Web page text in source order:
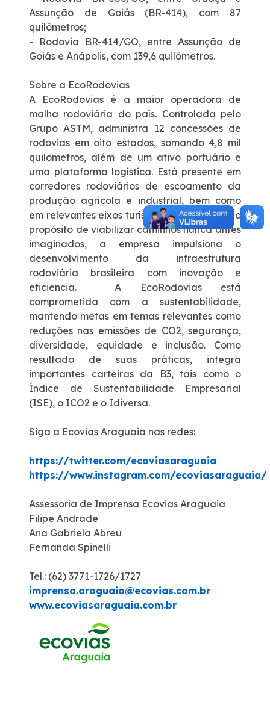
Assunção de Goiás (BR-414), com 87
quilômetros;
- Rodovia BR-414/GO, entre Assunção de
Goiás e Anápolis, com 139,6 quilômetros.
Sobre a EcoRodovias
A EcoRodovias é a maior operadora de
malha rodoviária do país. Controlada pelo
Grupo ASTM, administra 12 concessões de
rodovias em oito estados, somando 4,8 mil
quilômetros, além de um ativo portuário e
uma plataforma logística. Está presente em
corredores rodoviários de escoamento da
produção agrícola e industrial, bem como
em relevantes eixos turísticos do país. Com o
propósito de viabilizar caminhos nunca antes
imaginados, a empresa impulsiona o
desenvolvimento da infraestrutura
rodoviária brasileira com inovação e
eficiência.
A EcoRodovias está
comprometida com a sustentabilidade,
mantendo metas em temas relevantes como
reduções nas emissões de CO2, segurança,
diversidade, equidade e inclusão. Como
resultado de suas práticas, integra
importantes carteiras da B3, tais como o
Índice de Sustentabilidade Empresarial
(ISE), o ICO2 e o Idiversa.
Siga a Ecovias Araguaia nas redes:
https://twitter.com/ecoviasaraguaia
https://www.instagram.com/ecoviasaraguaia/
Assessoria de Imprensa Ecovias Araguaia
Filipe Andrade
Ana Gabriela Abreu
Fernanda Spinelli
Tel.: (62) 3771-1726/1727
imprensa.araguaia@ecovias.com.br
www.ecoviasaraguaia.com.br